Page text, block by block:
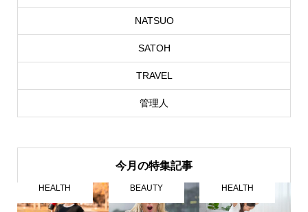
NATSUO
SATOH
TRAVEL
管理人
今月の特集記事
HEALTH BEAUTY HEALTH